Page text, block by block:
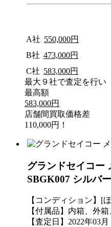
A社 550,000円
B社 473,000円
C社 583,000円
最大９社で査定を行い
最高額
583,000円
店舗間買取価格差
110,000円！
グランドセイコー
SBGK007 シルバ
【コンディション】[
【付属品】内箱、外
【査定日】2022年03月